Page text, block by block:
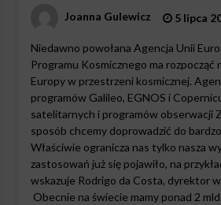
Joanna Gulewicz
5 lipca
Niedawno powołana Agencja Unii
Programu Kosmicznego ma rozpocząć
Europy w przestrzeni kosmicznej.
programów Galileo, EGNOS i
satelitarnych i programów obserwacji
sposób chcemy doprowadzić do
Właściwie ogranicza nas tylko nasza
zastosowań już się pojawiło, na
wskazuje Rodrigo da Costa, dyrektor
Obecnie na świecie mamy ponad 2